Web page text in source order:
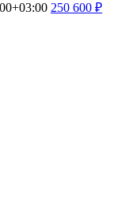
250 600 ₽